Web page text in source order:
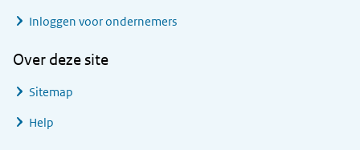
Inloggen voor ondernemers
Over deze site
Sitemap
Help